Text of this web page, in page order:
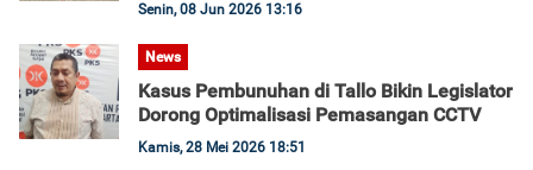
Senin, 08 Jun 2026 13:16
News
Kasus Pembunuhan di Tallo Bikin Legislator
Dorong Optimalisasi Pemasangan CCTV
Kamis, 28 Mei 2026 18:51